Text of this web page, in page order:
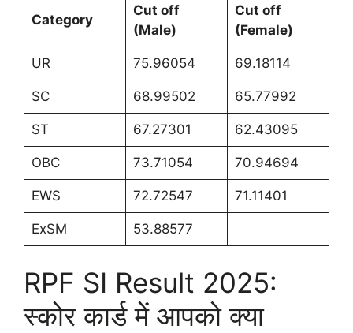
Category
Cut off
(Male)
Cut off
(Female)
UR 75.96054 69.18114
SC 68.99502 65.77992
ST 67.27301 62.43095
OBC 73.71054 70.94694
EWS 72.72547 71.11401
ExSM 53.88577
RPF SI Result 2025:
स्कोर कार्ड में आपको क्या